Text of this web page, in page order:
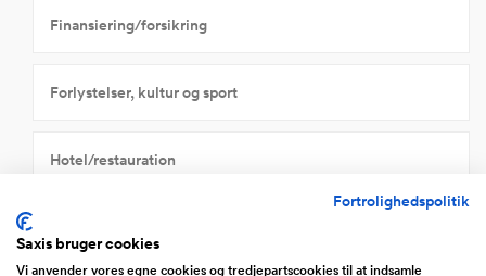
Finansiering/forsikring
Forlystelser, kultur og sport
Hotel/restauration
Fortrolighedspolitik
Saxis bruger cookies
Vi anvender vores egne cookies og tredjepartscookies til at indsamle